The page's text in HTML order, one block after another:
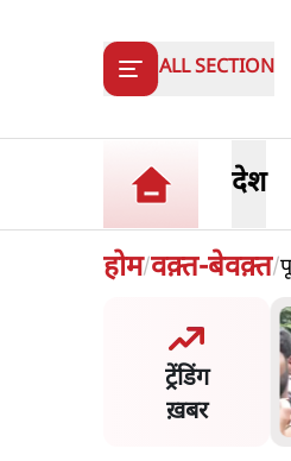
ALL SECTION
देश
होम/वक़्त-बेवक़्त/
ट्रेंडिंग
ख़बर
BJP और मोदी
की Gen Z पर सलाह
देश